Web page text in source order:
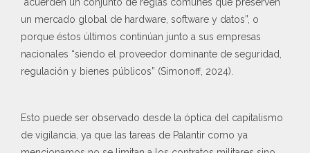
un mercado global de hardware, software y datos”, o
porque éstos últimos continúan junto a sus empresas
nacionales “siendo el proveedor dominante de seguridad,
regulación y bienes públicos” (Simonoff, 2024).
Esto puede ser observado desde la óptica del capitalismo
de vigilancia, ya que las tareas de Palantir como ya